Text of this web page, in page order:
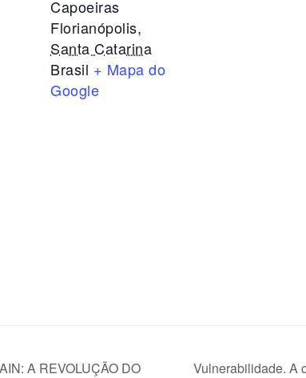
Capoeiras
Florianópolis,
Santa Catarina
Brasil + Mapa do
Google
A REVOLUÇÃO DO
Vulnerabilidade. A